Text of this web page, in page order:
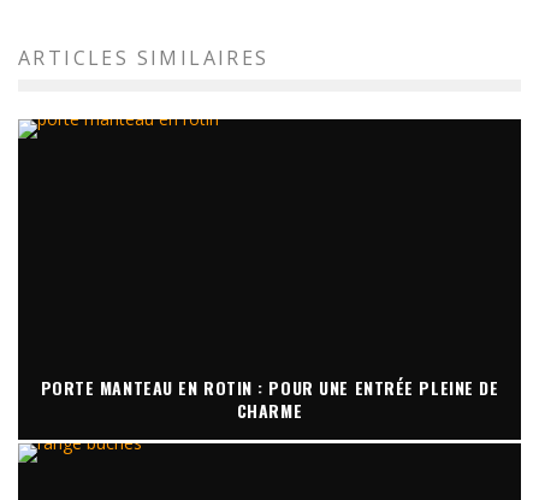
ARTICLES SIMILAIRES
PORTE MANTEAU EN ROTIN : POUR UNE ENTRÉE PLEINE DE
CHARME